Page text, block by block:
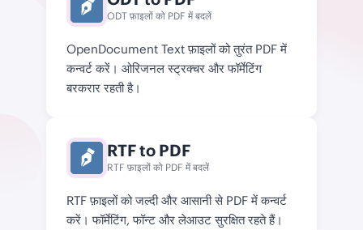
ODT फ़ाइलों को PDF में बदलें
OpenDocument Text फ़ाइलों को तुरंत PDF में
कन्वर्ट करें। ओरिजनल स्ट्रक्चर और फॉर्मेटिंग
बरकरार रहती है।
RTF to PDF
RTF फ़ाइलों को PDF में बदलें
RTF फ़ाइलों को जल्दी और आसानी से PDF में कन्वर्ट
करें। फॉर्मेटिंग, फॉन्ट और लेआउट सुरक्षित रहते हैं।